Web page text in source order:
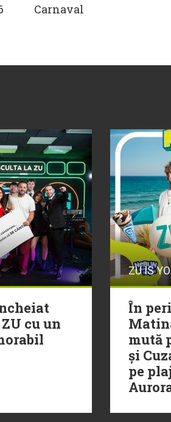
Carnaval
cu un
ZU IS
În
mută
și
pe